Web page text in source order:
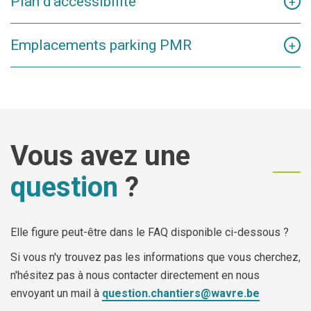
échafaudages
Assemblage au sol de la toiture parapluie
Manutention de la toiture parapluie provisoire à
Septembre :
Mise en place de l'installation de chantier
Réalisation du socle de la grue Tour
Protections diverses Eglise
Emplacements parking PMR +
Vous avez une
question ?
Elle figure peut-être dans le FAQ disponible ci-dessous ?
Si vous n'y trouvez pas les informations que vous cherchez,
n'hésitez pas à nous contacter directement en nous
envoyant un mail à question.chantiers@wavre.be